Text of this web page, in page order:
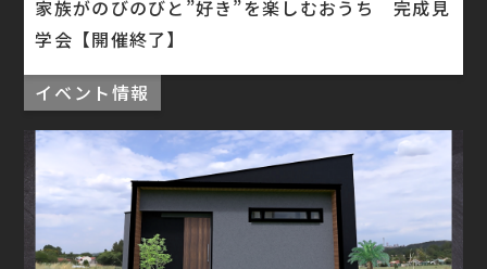
家族がのびのびと”好き”を楽しむおうち 完成見
学会【開催終了】
イベント情報